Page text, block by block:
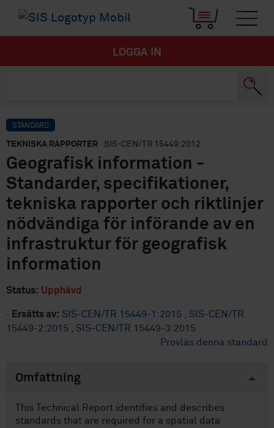
LOGGA IN
STANDARD
TEKNISKA RAPPORTER · SIS-CEN/TR 15449:2012
Geografisk information -
Standarder, specifikationer,
tekniska rapporter och riktlinjer
nödvändiga för införande av en
infrastruktur för geografisk
information
Status: Upphävd
· Ersätts av: SIS-CEN/TR 15449-1:2015 , SIS-CEN/TR
15449-2:2015 , SIS-CEN/TR 15449-3:2015
Provläs denna standard
Omfattning
This Technical Report identifies and describes
standards that are required for a spatial data